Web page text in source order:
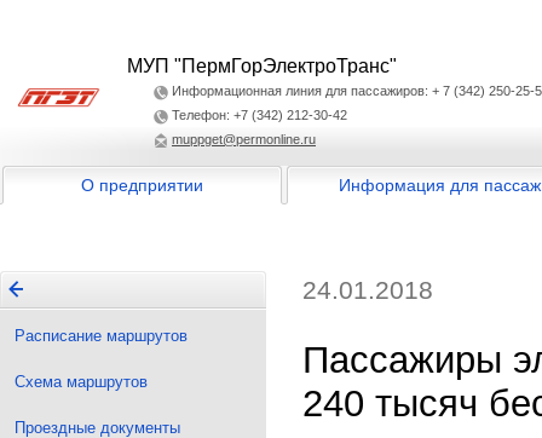
МУП "ПермГорЭлектроТранс"
Информационная линия для пассажиров: + 7 (342) 250-25-
Телефон: +7 (342) 212-30-42
muppget@permonline.ru
О предприятии Информация для
Расписание маршрутов
Схема маршрутов
Проездные документы
24.01.2018
Пассажиры
240 тысяч